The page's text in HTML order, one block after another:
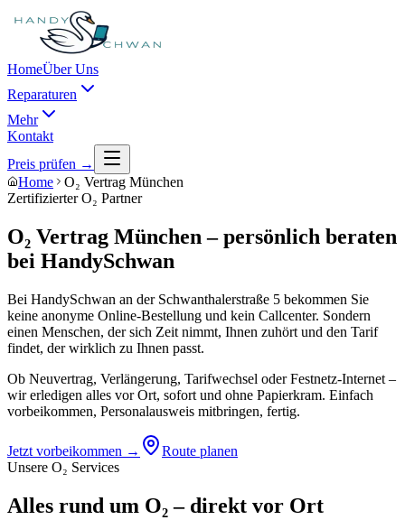
HomeÜber Uns
Reparaturen
Mehr
Kontakt
Preis prüfen →
Home
O₂ Vertrag München
Zertifizierter O₂ Partner
O₂ Vertrag München – persönlich beraten
bei HandySchwan
Bei HandySchwan an der Schwanthalerstraße 5 bekommen Sie
keine anonyme Online-Bestellung und kein Callcenter. Sondern
einen Menschen, der sich Zeit nimmt, Ihnen zuhört und den Tarif
findet, der wirklich zu Ihnen passt.
Ob Neuvertrag, Verlängerung, Tarifwechsel oder Festnetz-Internet –
wir erledigen alles vor Ort, sofort und ohne Papierkram. Einfach
vorbeikommen, Personalausweis mitbringen, fertig.
Jetzt vorbeikommen →
Route planen
Unsere O₂ Services
Alles rund um O₂ – direkt vor Ort